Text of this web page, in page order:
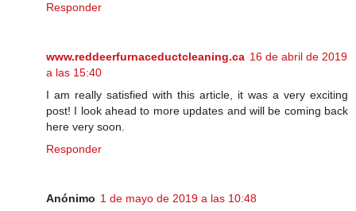
Responder
www.reddeerfurnaceductcleaning.ca 16 de abril de 2019
a las 15:40
I am really satisfied with this article, it was a very exciting
post! I look ahead to more updates and will be coming back
here very soon.
Responder
Anónimo 1 de mayo de 2019 a las 10:48